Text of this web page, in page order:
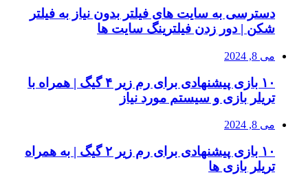
دسترسی به سایت های فیلتر بدون نیاز به فیلتر
شکن | دور زدن فیلترینگ سایت ها
می 8, 2024
۱۰ بازی پیشنهادی برای رم زیر ۴ گیگ | همراه با
تریلر بازی و سیستم مورد نیاز
می 8, 2024
۱۰ بازی پیشنهادی برای رم زیر ۲ گیگ | به همراه
تریلر بازی ها